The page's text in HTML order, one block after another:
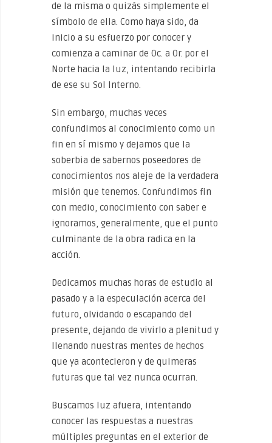
de la misma o quizás simplemente el
símbolo de ella. Como haya sido, da
inicio a su esfuerzo por conocer y
comienza a caminar de Oc. a Or. por el
Norte hacia la luz, intentando recibirla
de ese su Sol Interno.
Sin embargo, muchas veces
confundimos al conocimiento como un
fin en sí mismo y dejamos que la
soberbia de sabernos poseedores de
conocimientos nos aleje de la verdadera
misión que tenemos. Confundimos fin
con medio, conocimiento con saber e
ignoramos, generalmente, que el punto
culminante de la obra radica en la
acción.
Dedicamos muchas horas de estudio al
pasado y a la especulación acerca del
futuro, olvidando o escapando del
presente, dejando de vivirlo a plenitud y
llenando nuestras mentes de hechos
que ya acontecieron y de quimeras
futuras que tal vez nunca ocurran.
Buscamos luz afuera, intentando
conocer las respuestas a nuestras
múltiples preguntas en el exterior de